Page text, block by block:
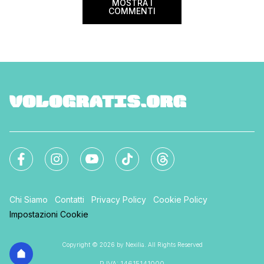
MOSTRA I
COMMENTI
Chi Siamo Contatti Privacy Policy
Cookie Policy
Impostazioni Cookie
Copyright © 2026 by Nexilia. All Rights Reserved